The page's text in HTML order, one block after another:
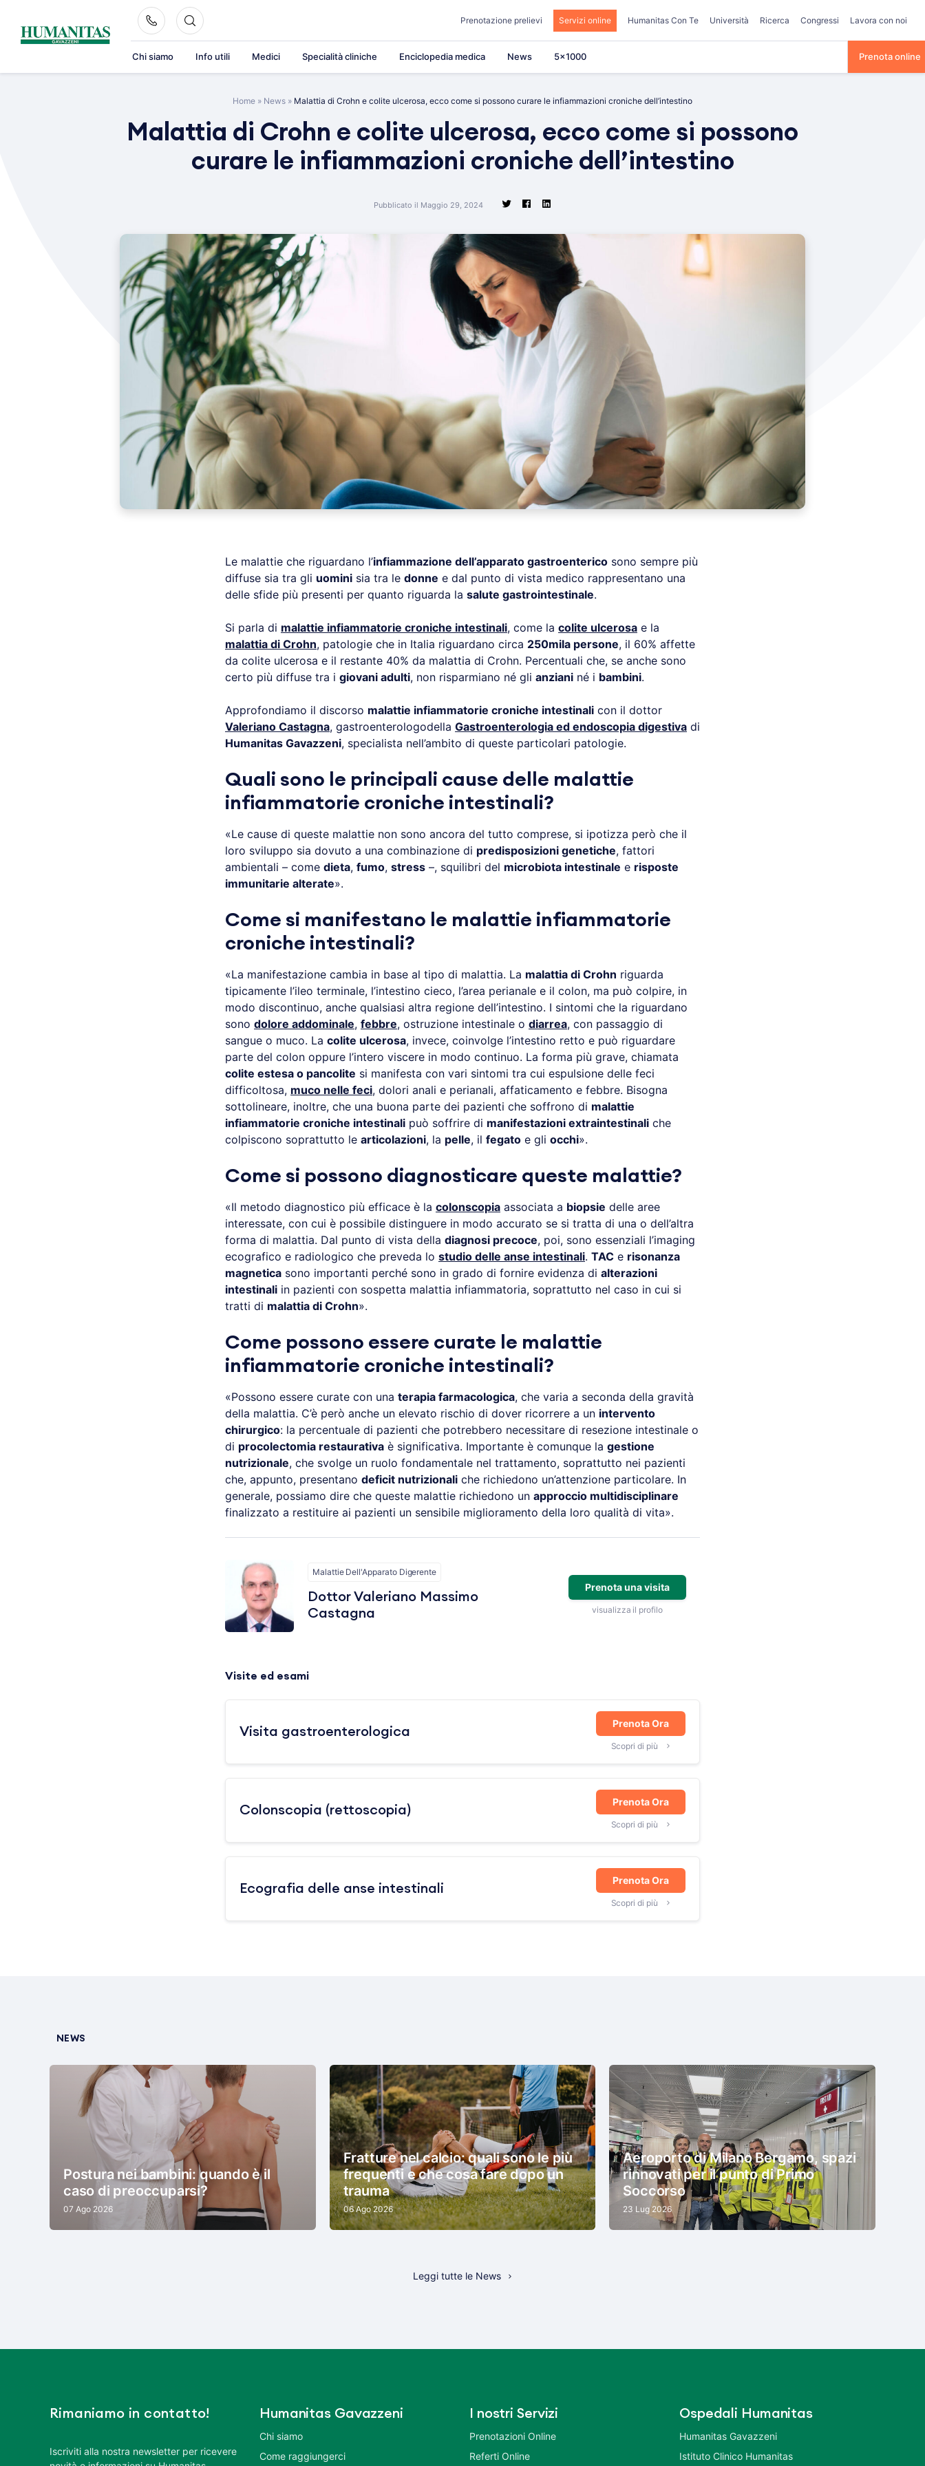
content
Prenotazione prelievi Servizi online Humanitas Con Te Università Ricerca Congressi Lavora con noi
Chi siamo Info utili Medici Specialità cliniche Enciclopedia medica News 5×1000 Prenota online
Home » News » Malattia di Crohn e colite ulcerosa, ecco come si possono curare le infiammazioni croniche dell’intestino
Malattia di Crohn e colite ulcerosa, ecco come si possono
curare le infiammazioni croniche dell’intestino
Pubblicato il Maggio 29, 2024
Le malattie che riguardano l’infiammazione dell’apparato gastroenterico sono sempre più
diffuse sia tra gli uomini sia tra le donne e dal punto di vista medico rappresentano una
delle sfide più presenti per quanto riguarda la salute gastrointestinale.
Si parla di malattie infiammatorie croniche intestinali, come la colite ulcerosa e la
malattia di Crohn, patologie che in Italia riguardano circa 250mila persone, il 60% affette
da colite ulcerosa e il restante 40% da malattia di Crohn. Percentuali che, se anche sono
certo più diffuse tra i giovani adulti, non risparmiano né gli anziani né i bambini.
Approfondiamo il discorso malattie infiammatorie croniche intestinali con il dottor
Valeriano Castagna, gastroenterologodella Gastroenterologia ed endoscopia digestiva di
Humanitas Gavazzeni, specialista nell’ambito di queste particolari patologie.
Quali sono le principali cause delle malattie
infiammatorie croniche intestinali?
«Le cause di queste malattie non sono ancora del tutto comprese, si ipotizza però che il
loro sviluppo sia dovuto a una combinazione di predisposizioni genetiche, fattori
ambientali – come dieta, fumo, stress –, squilibri del microbiota intestinale e risposte
immunitarie alterate».
Come si manifestano le malattie infiammatorie
croniche intestinali?
«La manifestazione cambia in base al tipo di malattia. La malattia di Crohn riguarda
tipicamente l’ileo terminale, l’intestino cieco, l’area perianale e il colon, ma può colpire, in
modo discontinuo, anche qualsiasi altra regione dell’intestino. I sintomi che la riguardano
sono dolore addominale, febbre, ostruzione intestinale o diarrea, con passaggio di
sangue o muco. La colite ulcerosa, invece, coinvolge l’intestino retto e può riguardare
parte del colon oppure l’intero viscere in modo continuo. La forma più grave, chiamata
colite estesa o pancolite si manifesta con vari sintomi tra cui espulsione delle feci
difficoltosa, muco nelle feci, dolori anali e perianali, affaticamento e febbre. Bisogna
sottolineare, inoltre, che una buona parte dei pazienti che soffrono di malattie
infiammatorie croniche intestinali può soffrire di manifestazioni extraintestinali che
colpiscono soprattutto le articolazioni, la pelle, il fegato e gli occhi».
Come si possono diagnosticare queste malattie?
«Il metodo diagnostico più efficace è la colonscopia associata a biopsie delle aree
interessate, con cui è possibile distinguere in modo accurato se si tratta di una o dell’altra
forma di malattia. Dal punto di vista della diagnosi precoce, poi, sono essenziali l’imaging
ecografico e radiologico che preveda lo studio delle anse intestinali. TAC e risonanza
magnetica sono importanti perché sono in grado di fornire evidenza di alterazioni
intestinali in pazienti con sospetta malattia infiammatoria, soprattutto nel caso in cui si
tratti di malattia di Crohn».
Come possono essere curate le malattie
infiammatorie croniche intestinali?
«Possono essere curate con una terapia farmacologica, che varia a seconda della gravità
della malattia. C’è però anche un elevato rischio di dover ricorrere a un intervento
chirurgico: la percentuale di pazienti che potrebbero necessitare di resezione intestinale o
di procolectomia restaurativa è significativa. Importante è comunque la gestione
nutrizionale, che svolge un ruolo fondamentale nel trattamento, soprattutto nei pazienti
che, appunto, presentano deficit nutrizionali che richiedono un’attenzione particolare. In
generale, possiamo dire che queste malattie richiedono un approccio multidisciplinare
finalizzato a restituire ai pazienti un sensibile miglioramento della loro qualità di vita».
Malattie Dell'Apparato Digerente
Dottor Valeriano Massimo
Castagna
Prenota una visita
visualizza il profilo
Visite ed esami
Visita gastroenterologica
Prenota Ora
Scopri di più
Colonscopia (rettoscopia)
Prenota Ora
Scopri di più
Ecografia delle anse intestinali
Prenota Ora
Scopri di più
NEWS
Postura nei bambini: quando è il
caso di preoccuparsi?
07 Ago 2026
Fratture nel calcio: quali sono le più
frequenti e che cosa fare dopo un
trauma
06 Ago 2026
Aeroporto di Milano Bergamo, spazi
rinnovati per il punto di Primo
Soccorso
23 Lug 2026
Leggi tutte le News
Rimaniamo in contatto!
Iscriviti alla nostra newsletter per ricevere
Humanitas Gavazzeni
Chi siamo
Come raggiungerci
I nostri Servizi
Prenotazioni Online
Referti Online
Ospedali Humanitas
Humanitas Gavazzeni
Istituto Clinico Humanitas